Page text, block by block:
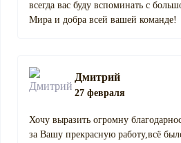
всегда вас буду вспоминать с
Мира и добра всей вашей команде!
Дмитрий
27 февраля
Хочу выразить огромну
за Вашу прекрасную работу,всё